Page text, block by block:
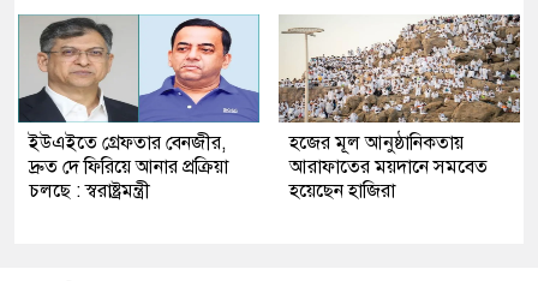
ইউএইতে গ্রেফতার বেনজীর,
দ্রুত দে ফিরিয়ে আনার প্রক্রিয়া
চলছে : স্বরাষ্ট্রমন্ত্রী
হজের মূল আনুষ্ঠানিকতায়
আরাফাতের ময়দানে সমবেত
হয়েছেন হাজিরা